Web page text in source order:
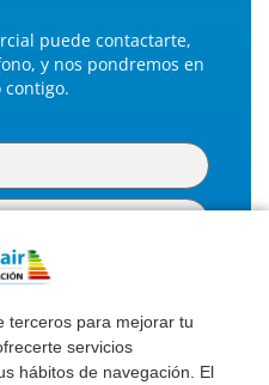
terceros para mejorar tu
servicios
hábitos de navegación. El
puede contactarte,
y nos pondremos en
contigo.
datos personales para